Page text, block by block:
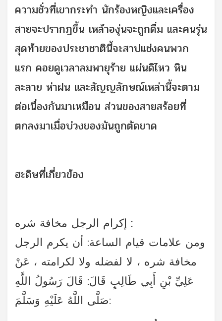
ความชั่วที่เขากระทำ นักร้องหญิงและเครื่อง
สายจะปรากฎขึ้น เหล้าองุ่นจะถูกดื่ม และคนรุ่น
สุดท้ายของประชาชาตินี้จะสาปแช่งคนพวก
แรก คอยดูเวลาลมพายุร้าย แผ่นดิไหว หิน
ละลาย ห่าฝน และสัญญลักษณ์เหล่านี้จะตาม
ต่อเนื่องกันมาเหมือน ส่วนของสายสร้อยที่
ตกลงมาเมื่อบ่วงของมันถูกตัดขาด
ฮะดิษที่เกี่ยวข้อง
إكرام الرجل مخافة شره :
ومن علامات قيام الساعة: أن يكرم الرجل
مخافة شره ، لا لفضله ولا لكرامته ، عَنْ
عَلِيِّ بْنِ أَبِي طَالِبٍ قَالَ: قَالَ رَسُولُ اللَّهِ
صَلَّى اللَّهُ عَلَيْهِ وَسَلَّمَ: